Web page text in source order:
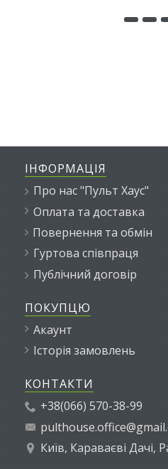
ІНФОРМАЦІЯ
Про нас "Пульт Хаус"
Оплата та доставка
Повернення та обмін
Гуртова співпраця
Публічний договір
ПОКУПЦЮ
Акаунт
Історія замовлень
КОНТАКТИ
+38(066) 570-38-99
Київ, Караваєві Дачі,